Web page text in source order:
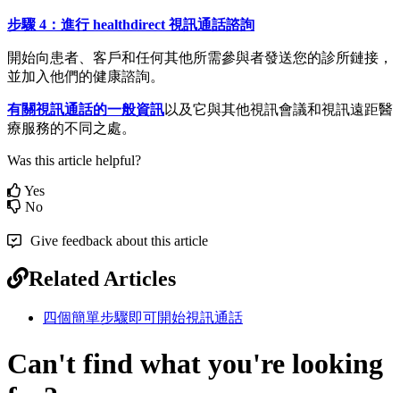
步驟 4 ： 進行 healthdirect 視訊通話諮詢
開始向患者 客戶和任何其他所需參與者發送您的診所鏈接 ，
並加 入他們的健康諮詢。
有關視訊通話的一般資訊以 及它與其他視訊會議和視訊遠距醫
療服務的不同 之 處。
Was this article helpful?
Yes
No
Give feedback about this article
Related Articles
四個簡單步驟即可開始視訊通話
Can't find what you're looking